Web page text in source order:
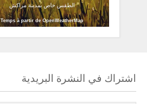
الطقس خاص بمدينة مراكش
Temps à partir de OpenWeatherMap
اشتراك في النشرة البريدية